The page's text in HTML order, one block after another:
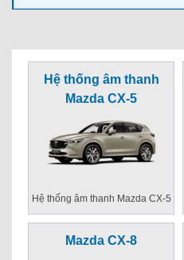
Hệ thống âm thanh
Mazda CX-5
Hệ thống âm thanh Mazda CX-5
Mazda CX-8